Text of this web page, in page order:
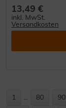
13,49 €
inkl. MwSt.
Versandkosten
1 ... 80 90